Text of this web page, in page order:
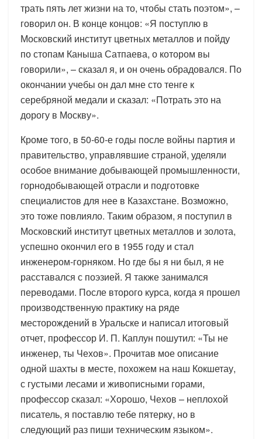
трать пять лет жизни на то, чтобы стать поэтом», –
говорил он. В конце концов: «Я поступлю в
Московский институт цветных металлов и пойду
по стопам Каныша Сатпаева, о котором вы
говорили», – сказал я, и он очень обрадовался. По
окончании учебы он дал мне сто тенге к
серебряной медали и сказал: «Потрать это на
дорогу в Москву».
Кроме того, в 50-60-е годы после войны партия и
правительство, управлявшие страной, уделяли
особое внимание добывающей промышленности,
горнодобывающей отрасли и подготовке
специалистов для нее в Казахстане. Возможно,
это тоже повлияло. Таким образом, я поступил в
Московский институт цветных металлов и золота,
успешно окончил его в 1955 году и стал
инженером-горняком. Но где бы я ни был, я не
расставался с поэзией. Я также занимался
переводами. После второго курса, когда я прошел
производственную практику на ряде
месторождений в Уральске и написал итоговый
отчет, профессор И. П. Каплун пошутил: «Ты не
инженер, ты Чехов». Прочитав мое описание
одной шахты в месте, похожем на наш Кокшетау,
с густыми лесами и живописными горами,
профессор сказал: «Хорошо, Чехов – неплохой
писатель, я поставлю тебе пятерку, но в
следующий раз пиши техническим языком».